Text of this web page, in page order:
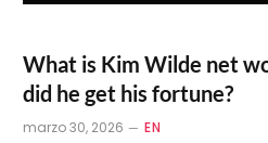
What is Kim Wilde net
did he get his fortune?
marzo 30, 2026 EN